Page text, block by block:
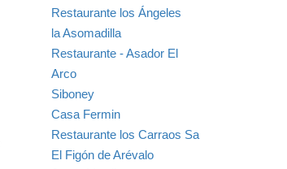
Restaurante los Ángeles
la Asomadilla
Restaurante - Asador El
Arco
Siboney
Casa Fermin
Restaurante los Carraos Sa
El Figón de Arévalo